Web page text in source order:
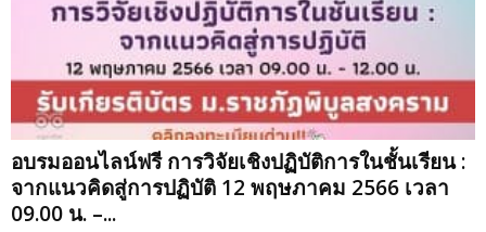
อบรมออนไลน์ฟรี การวิจัยเชิงปฏิบัติการในชั้นเรียน :
จากแนวคิดสู่การปฏิบัติ 12 พฤษภาคม 2566 เวลา
09.00 น. –...